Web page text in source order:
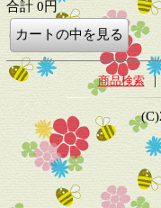
合計 0円
商品検索 |